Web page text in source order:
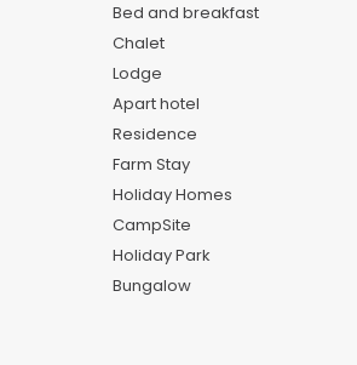
Bed and breakfast
Chalet
Lodge
Apart hotel
Residence
Farm Stay
Holiday Homes
CampSite
Holiday Park
Bungalow